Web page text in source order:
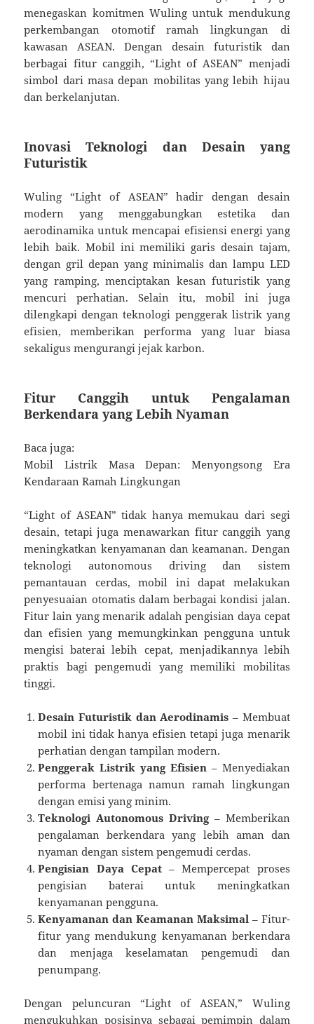
menegaskan komitmen Wuling untuk mendukung
perkembangan otomotif ramah lingkungan di
kawasan ASEAN. Dengan desain futuristik dan
berbagai fitur canggih, “Light of ASEAN” menjadi
simbol dari masa depan mobilitas yang lebih hijau
dan berkelanjutan.
Inovasi Teknologi dan Desain yang
Futuristik
Wuling “Light of ASEAN” hadir dengan desain
modern yang menggabungkan estetika dan
aerodinamika untuk mencapai efisiensi energi yang
lebih baik. Mobil ini memiliki garis desain tajam,
dengan gril depan yang minimalis dan lampu LED
yang ramping, menciptakan kesan futuristik yang
mencuri perhatian. Selain itu, mobil ini juga
dilengkapi dengan teknologi penggerak listrik yang
efisien, memberikan performa yang luar biasa
sekaligus mengurangi jejak karbon.
Fitur Canggih untuk Pengalaman
Berkendara yang Lebih Nyaman
Baca juga:
Mobil Listrik Masa Depan: Menyongsong Era
Kendaraan Ramah Lingkungan
“Light of ASEAN” tidak hanya memukau dari segi
desain, tetapi juga menawarkan fitur canggih yang
meningkatkan kenyamanan dan keamanan. Dengan
teknologi autonomous driving dan sistem
pemantauan cerdas, mobil ini dapat melakukan
penyesuaian otomatis dalam berbagai kondisi jalan.
Fitur lain yang menarik adalah pengisian daya cepat
dan efisien yang memungkinkan pengguna untuk
mengisi baterai lebih cepat, menjadikannya lebih
praktis bagi pengemudi yang memiliki mobilitas
tinggi.
Desain Futuristik dan Aerodinamis – Membuat
mobil ini tidak hanya efisien tetapi juga menarik
perhatian dengan tampilan modern.
Penggerak Listrik yang Efisien – Menyediakan
performa bertenaga namun ramah lingkungan
dengan emisi yang minim.
Teknologi Autonomous Driving– Memberikan
pengalaman berkendara yang lebih aman dan
nyaman dengan sistem pengemudi cerdas.
Pengisian Daya Cepat– Mempercepat proses
pengisian baterai untuk meningkatkan
kenyamanan pengguna.
Kenyamanan dan Keamanan Maksimal – Fitur-
fitur yang mendukung kenyamanan berkendara
dan menjaga keselamatan pengemudi dan
penumpang.
Dengan peluncuran “Light of ASEAN,” Wuling
mengukuhkan posisinya sebagai pemimpin dalam